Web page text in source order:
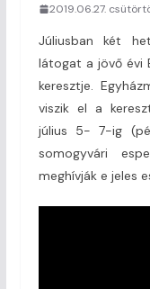
2019.06.27.
Júliusban két
látogat a jövő évi
keresztje.
viszik el a
július 5- 7-ig
somogyvári
meghívják e jeles